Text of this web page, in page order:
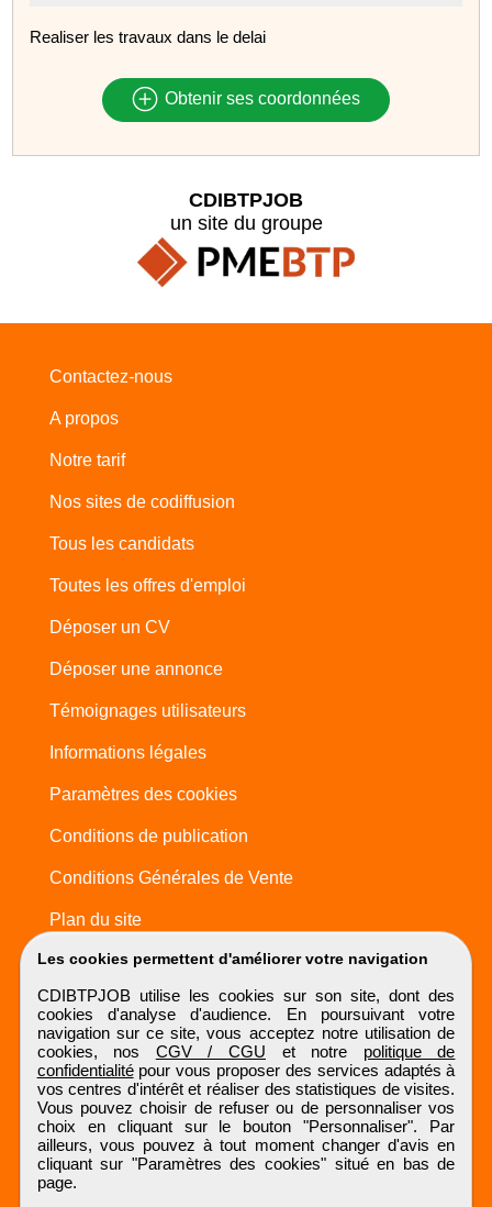
Realiser les travaux dans le delai
Obtenir ses coordonnées
Les cookies permettent d'améliorer votre navigation
CDIBTPJOB utilise les cookies sur son site, dont des
cookies d'analyse d'audience. En poursuivant votre
navigation sur ce site, vous acceptez notre utilisation de
cookies, nos CGV / CGU et notre politique de
confidentialitépour vous proposer des services adaptés à
vos centres d'intérêt et réaliser des statistiques de visites.
Vous pouvez choisir de refuser ou de personnaliser vos
choix en cliquant sur le bouton "Personnaliser". Par
ailleurs, vous pouvez à tout moment changer d'avis en
cliquant sur "Paramètres des cookies" situé en bas de
page.
CDIBTPJOB
un site du groupe
Contactez-nous
A propos
Notre tarif
Nos sites de codiffusion
Tous les candidats
Toutes les offres d'emploi
Déposer un CV
Déposer une annonce
Témoignages utilisateurs
Informations légales
Paramètres des cookies
Conditions de publication
Conditions Générales de Vente
Plan du site